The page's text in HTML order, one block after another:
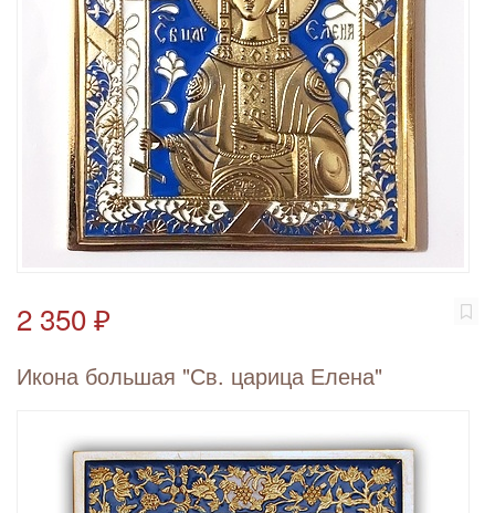
2 350 ₽
Икона большая "Св. царица Елена"